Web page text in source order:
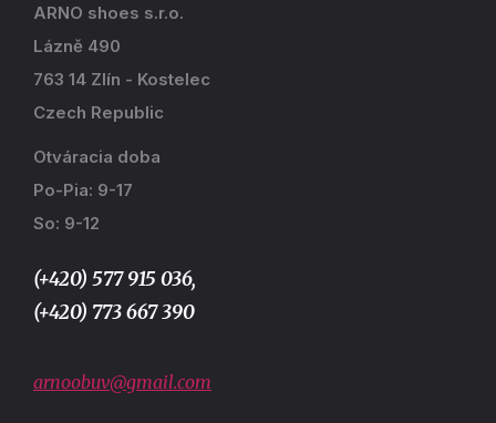
ARNO shoes s.r.o.
Lázně 490
763 14 Zlín - Kostelec
Czech Republic
Otváracia doba
Po-Pia: 9-17
So: 9-12
(+420) 577 915 036,
(+420) 773 667 390
arnoobuv@gmail.com